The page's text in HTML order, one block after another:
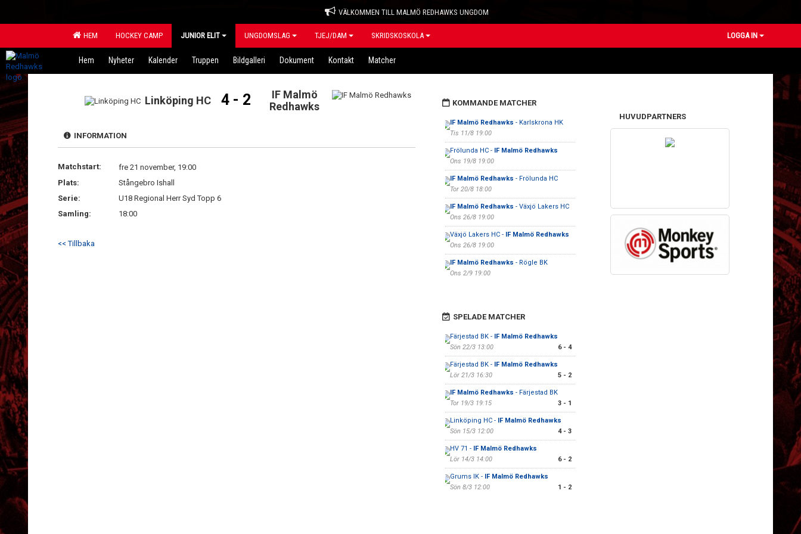
VÄLKOMMEN TILL MALMÖ REDHAWKS UNGDOM
HEM HOCKEY CAMP JUNIOR ELIT UNGDOMSLAG TJEJ/DAM SKRIDSKOSKOLA LOGGA IN
Hem Nyheter Kalender Truppen Bildgalleri Dokument Kontakt Matcher
Linköping HC 4 - 2
IF Malmö
Redhawks
INFORMATION
Matchstart:
fre 21 november, 19:00
Plats:
Stångebro Ishall
Serie:
U18 Regional Herr Syd Topp 6
Samling:
18:00
<< Tillbaka
KOMMANDE MATCHER
IF Malmö Redhawks - Karlskrona HK
Tis 11/8 19:00
Frölunda HC - IF Malmö Redhawks
Ons 19/8 19:00
IF Malmö Redhawks - Frölunda HC
Tor 20/8 18:00
IF Malmö Redhawks - Växjö Lakers HC
Ons 26/8 19:00
Växjö Lakers HC - IF Malmö Redhawks
Ons 26/8 19:00
IF Malmö Redhawks - Rögle BK
Ons 2/9 19:00
SPELADE MATCHER
Färjestad BK - IF Malmö Redhawks
Sön 22/3 13:00
6 - 4
Färjestad BK - IF Malmö Redhawks
Lör 21/3 16:30
5 - 2
IF Malmö Redhawks - Färjestad BK
Tor 19/3 19:15
3 - 1
Linköping HC - IF Malmö Redhawks
Sön 15/3 12:00
4 - 3
HV 71 - IF Malmö Redhawks
Lör 14/3 14:00
6 - 2
Grums IK - IF Malmö Redhawks
Sön 8/3 12:00
1 - 2
HUVUDPARTNERS